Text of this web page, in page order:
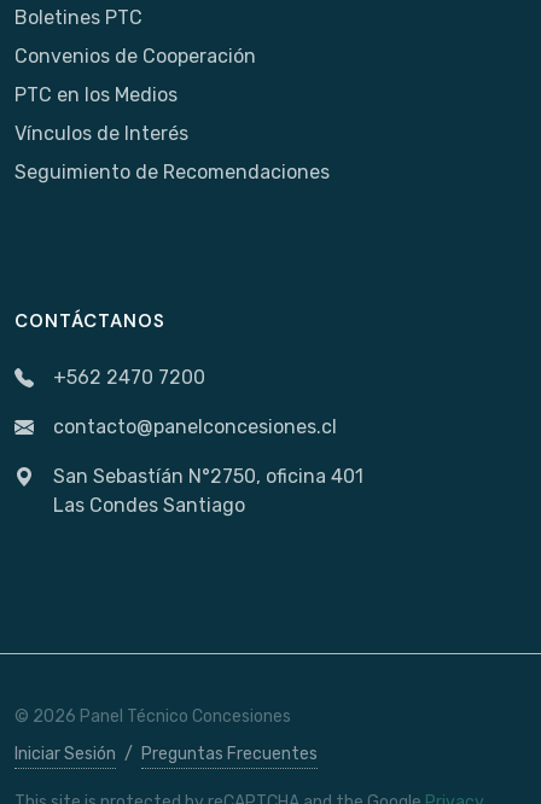
Boletines PTC
Convenios de Cooperación
PTC en los Medios
Vínculos de Interés
Seguimiento de Recomendaciones
CONTÁCTANOS
+562 2470 7200
contacto@panelconcesiones.cl
San Sebastíán N°2750, oficina 401
Las Condes Santiago
© 2026 Panel Técnico Concesiones
Iniciar Sesión / Preguntas Frecuentes